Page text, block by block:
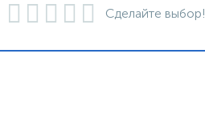
Сделайте выбор!